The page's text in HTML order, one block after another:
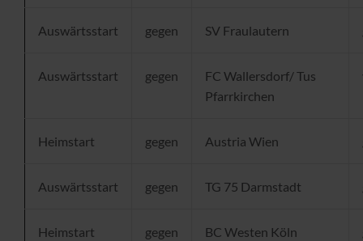
Auswärtsstart gegen SV Fraulautern
Auswärtsstart gegen
FC Wallersdorf/ Tus
Pfarrkirchen
Heimstart gegen Austria Wien
Auswärtsstart gegen TG 75 Darmstadt
Heimstart gegen BC Westen Köln